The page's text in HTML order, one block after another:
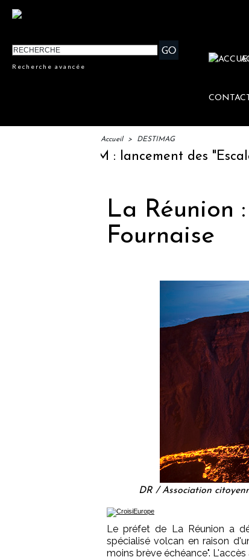
Recherche avancée
Accueil > DESTIMAG
IFTM : lancement des
La Réunion
Fournaise
DR / Association
Le préfet de La Réunion a
spécialisé volcan en raison
moins brève échéance".